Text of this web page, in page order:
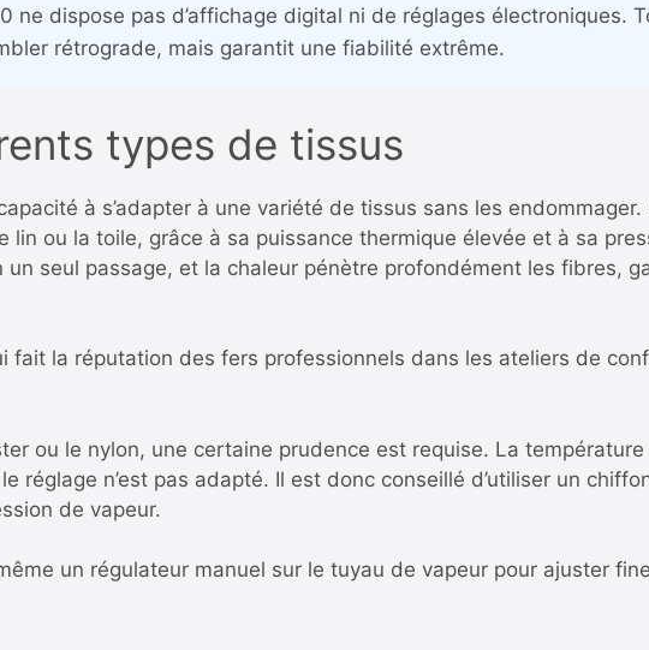
ne dispose pas d’affichage digital ni de réglages électroniques.
rétrograde, mais garantit une fiabilité extrême.
types de tissus
à s’adapter à une variété de tissus sans les
lin ou la toile, grâce à sa puissance thermique élevée et à sa
seul passage, et la chaleur pénètre profondément les fibres,
fait la réputation des fers professionnels dans les ateliers de
ou le nylon, une certaine prudence est requise. La
réglage n’est pas adapté. Il est donc conseillé d’utiliser un
de vapeur.
un régulateur manuel sur le tuyau de vapeur pour ajuster